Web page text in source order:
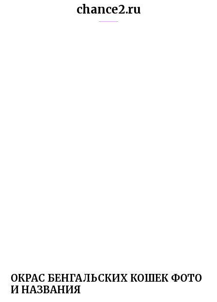
chance2.ru
ОКРАС БЕНГАЛЬСКИХ КОШЕК ФОТО
И НАЗВАНИЯ